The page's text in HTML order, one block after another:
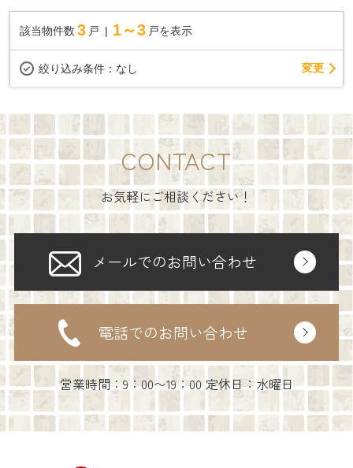
該当物件数 3 戸 1～3 戸を表示
絞り込み条件： なし 変更
CONTACT
お気軽にご相談ください！
メールでのお問い合わせ
電話でのお問い合わせ
営業時間：9：00〜19：00 定休日：水曜日